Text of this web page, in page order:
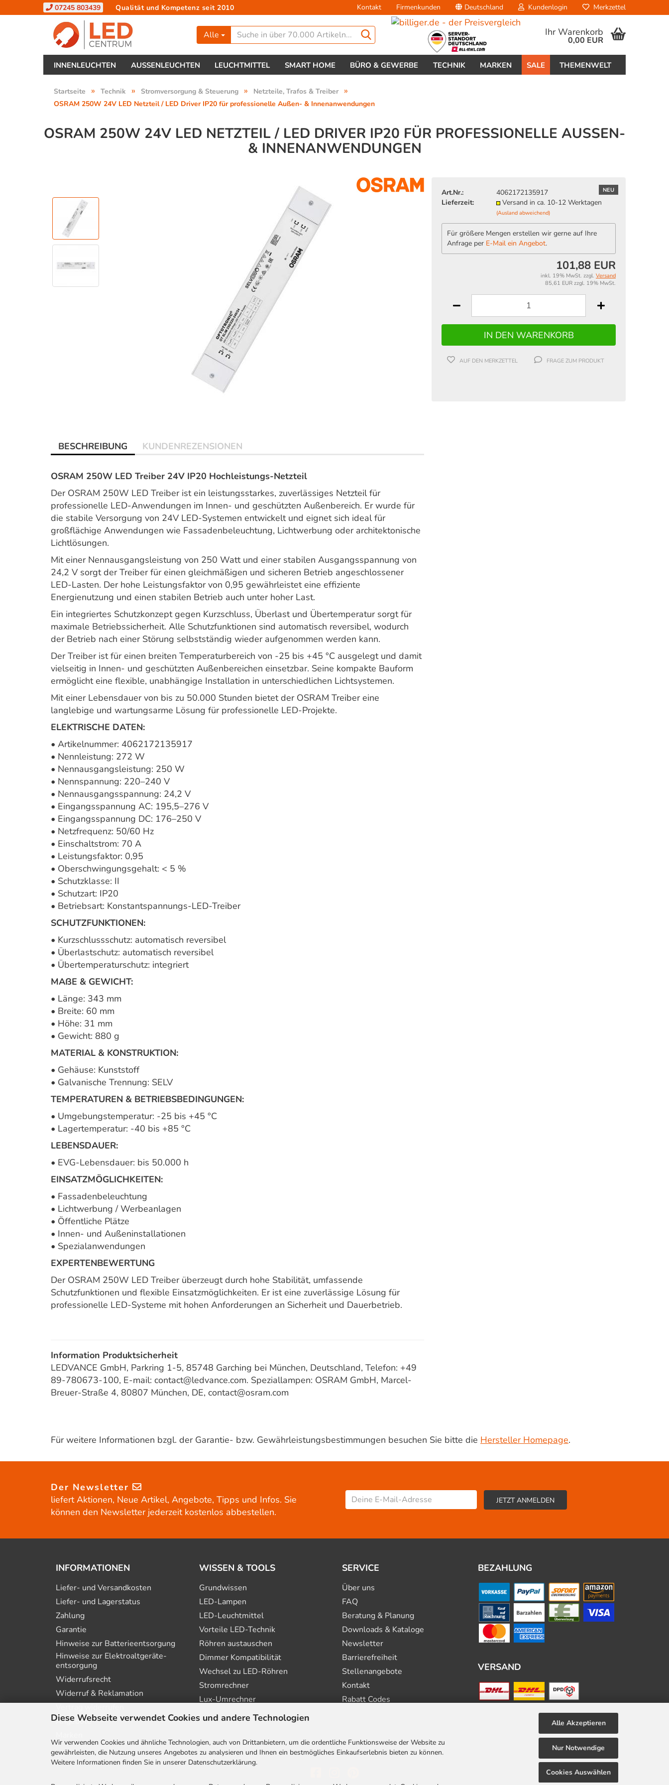
Diese Webseite verwendet Cookies und andere Technologien
Wir verwenden Cookies und ähnliche Technologien, auch von Drittanbietern, um die ordentliche Funktionsweise der Website zu
gewährleisten, die Nutzung unseres Angebotes zu analysieren und Ihnen ein bestmögliches Einkaufserlebnis bieten zu können.
Weitere Informationen finden Sie in unserer Datenschutzerklärung.
Alle Akzeptieren
Nur Notwendige
Cookies Auswählen
07245 803439 Qualität und Kompetenz seit 2010 Kontakt Firmenkunden Deutschland
Lieferland
Kundenlogin Merkzettel
Alle Ihr Warenkorb
0,00 EUR
INNENLEUCHTEN AUSSENLEUCHTEN LEUCHTMITTEL SMART HOME BÜRO & GEWERBE TECHNIK MARKEN SALE THEMENWELT
Startseite » Technik » Stromversorgung & Steuerung » Netzteile, Trafos & Treiber »
OSRAM 250W 24V LED Netzteil / LED Driver IP20 für professionelle Außen- & Innenanwendungen
OSRAM 250W 24V LED NETZTEIL / LED DRIVER IP20 FÜR PROFESSIONELLE AUSSEN- &
INNENANWENDUNGEN
NEU
Art.Nr.:
4062172135917
Lieferzeit:
Versand in ca. 10-12 Werktagen
(Ausland abweichend)
Für größere Mengen erstellen wir gerne auf Ihre
Anfrage per E-Mail ein Angebot.
101,88 EUR
inkl. 19% MwSt. zzgl. Versand
85,61 EUR zzgl. 19% MwSt.
AUF DEN MERKZETTEL FRAGE ZUM PRODUKT
BESCHREIBUNG KUNDENREZENSIONEN
OSRAM 250W LED Treiber 24V IP20 Hochleistungs-Netzteil
Der OSRAM 250W LED Treiber ist ein leistungsstarkes, zuverlässiges Netzteil für
professionelle LED-Anwendungen im Innen- und geschützten Außenbereich. Er wurde für
die stabile Versorgung von 24V LED-Systemen entwickelt und eignet sich ideal für
großflächige Anwendungen wie Fassadenbeleuchtung, Lichtwerbung oder architektonische
Lichtlösungen.
Mit einer Nennausgangsleistung von 250 Watt und einer stabilen Ausgangsspannung von
24,2 V sorgt der Treiber für einen gleichmäßigen und sicheren Betrieb angeschlossener
LED-Lasten. Der hohe Leistungsfaktor von 0,95 gewährleistet eine effiziente
Energienutzung und einen stabilen Betrieb auch unter hoher Last.
Ein integriertes Schutzkonzept gegen Kurzschluss, Überlast und Übertemperatur sorgt für
maximale Betriebssicherheit. Alle Schutzfunktionen sind automatisch reversibel, wodurch
der Betrieb nach einer Störung selbstständig wieder aufgenommen werden kann.
Der Treiber ist für einen breiten Temperaturbereich von -25 bis +45 °C ausgelegt und damit
vielseitig in Innen- und geschützten Außenbereichen einsetzbar. Seine kompakte Bauform
ermöglicht eine flexible, unabhängige Installation in unterschiedlichen Lichtsystemen.
Mit einer Lebensdauer von bis zu 50.000 Stunden bietet der OSRAM Treiber eine
langlebige und wartungsarme Lösung für professionelle LED-Projekte.
ELEKTRISCHE DATEN:
• Artikelnummer: 4062172135917
• Nennleistung: 272 W
• Nennausgangsleistung: 250 W
• Nennspannung: 220–240 V
• Nennausgangsspannung: 24,2 V
• Eingangsspannung AC: 195,5–276 V
• Eingangsspannung DC: 176–250 V
• Netzfrequenz: 50/60 Hz
• Einschaltstrom: 70 A
• Leistungsfaktor: 0,95
• Oberschwingungsgehalt: < 5 %
• Schutzklasse: II
• Schutzart: IP20
• Betriebsart: Konstantspannungs-LED-Treiber
SCHUTZFUNKTIONEN:
• Kurzschlussschutz: automatisch reversibel
• Überlastschutz: automatisch reversibel
• Übertemperaturschutz: integriert
MAßE & GEWICHT:
• Länge: 343 mm
• Breite: 60 mm
• Höhe: 31 mm
• Gewicht: 880 g
MATERIAL & KONSTRUKTION:
• Gehäuse: Kunststoff
• Galvanische Trennung: SELV
TEMPERATUREN & BETRIEBSBEDINGUNGEN:
• Umgebungstemperatur: -25 bis +45 °C
• Lagertemperatur: -40 bis +85 °C
LEBENSDAUER:
• EVG-Lebensdauer: bis 50.000 h
EINSATZMÖGLICHKEITEN:
• Fassadenbeleuchtung
• Lichtwerbung / Werbeanlagen
• Öffentliche Plätze
• Innen- und Außeninstallationen
• Spezialanwendungen
EXPERTENBEWERTUNG
Der OSRAM 250W LED Treiber überzeugt durch hohe Stabilität, umfassende
Schutzfunktionen und flexible Einsatzmöglichkeiten. Er ist eine zuverlässige Lösung für
professionelle LED-Systeme mit hohen Anforderungen an Sicherheit und Dauerbetrieb.
Information Produktsicherheit
LEDVANCE GmbH, Parkring 1-5, 85748 Garching bei München, Deutschland, Telefon: +49
89-780673-100, E-mail: contact@ledvance.com. Speziallampen: OSRAM GmbH, Marcel-
Breuer-Straße 4, 80807 München, DE, contact@osram.com
Für weitere Informationen bzgl. der Garantie- bzw. Gewährleistungsbestimmungen besuchen Sie bitte die Hersteller Homepage.
Der Newsletter
liefert Aktionen, Neue Artikel, Angebote, Tipps und Infos. Sie
können den Newsletter jederzeit kostenlos abbestellen.
INFORMATIONEN
Liefer- und Versandkosten
Liefer- und Lagerstatus
Zahlung
Garantie
Hinweise zur Batterie­entsorgung
Hinweise zur Elektro­altgeräte­
entsorgung
Widerrufsrecht
Widerruf & Reklamation
Angebote
WISSEN & TOOLS
Grundwissen
LED-Lampen
LED-Leuchtmittel
Vorteile LED-Technik
Röhren austauschen
Dimmer Kompatibilität
Wechsel zu LED-Röhren
Stromrechner
Lux-Umrechner
SERVICE
Über uns
FAQ
Beratung & Planung
Downloads & Kataloge
Newsletter
Barrierefreiheit
Stellenangebote
Kontakt
Rabatt Codes
BEZAHLUNG
VERSAND